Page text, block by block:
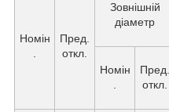
Номін
Пред.
откл.
Зовнішній
діаметр
Номін
Пред.
откл.